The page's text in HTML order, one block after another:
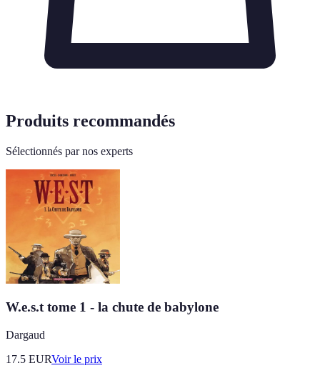
Produits recommandés
Sélectionnés par nos experts
W.e.s.t tome 1 - la chute de babylone
Dargaud
17.5 EURVoir le prix